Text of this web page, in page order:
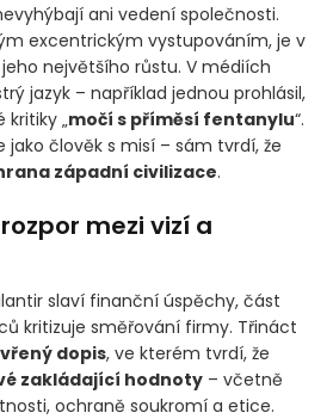
ani vedení společnosti.
excentrickým vystupováním, je v
největšího růstu. V médiích
jazyk – například jednou prohlásil,
kritiky „močí s příměsí fentanylu“.
jako člověk s misí – sám tvrdí, že
západní civilizace.
mezi vizí a
slaví finanční úspěchy, část
kritizuje směřování firmy. Třináct
dopis, ve kterém tvrdí, že
zakládající hodnoty – včetně
ochraně soukromí a etice.